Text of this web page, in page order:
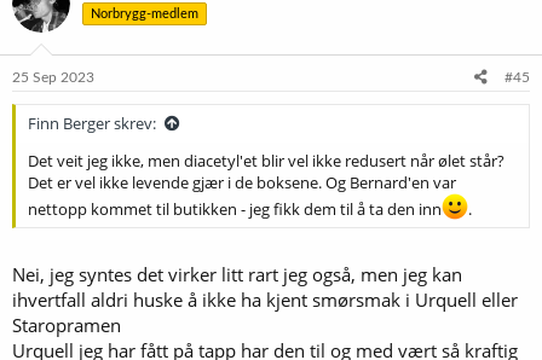
Norbrygg-medlem
25 Sep 2023 #45
Finn Berger skrev:
Det veit jeg ikke, men diacetyl'et blir vel ikke redusert når ølet står?
Det er vel ikke levende gjær i de boksene. Og Bernard'en var
nettopp kommet til butikken - jeg fikk dem til å ta den inn
.
Nei, jeg syntes det virker litt rart jeg også, men jeg kan
ihvertfall aldri huske å ikke ha kjent smørsmak i Urquell eller
Staropramen
Urquell jeg har fått på tapp har den til og med vært så kraftig